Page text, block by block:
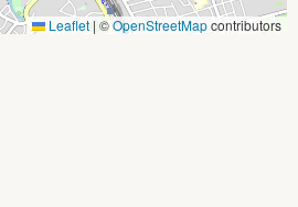
Leaflet | ©OpenStreetMapcontributors